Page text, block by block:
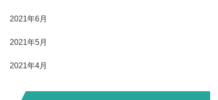
2021年6月
2021年5月
2021年4月